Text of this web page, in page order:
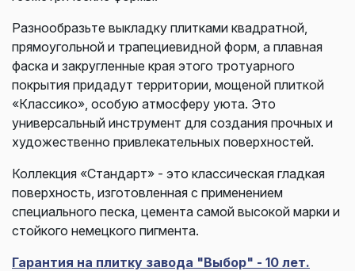
Разнообразьте выкладку плитками квадратной,
прямоугольной и трапециевидной форм, а плавная
фаска и закругленные края этого тротуарного
покрытия придадут территории, мощеной плиткой
«Классико», особую атмосферу уюта. Это
универсальный инструмент для создания прочных и
художественно привлекательных поверхностей.
Коллекция «Стандарт» - это классическая гладкая
поверхность, изготовленная с применением
специального песка, цемента самой высокой марки и
стойкого немецкого пигмента.
Гарантия на плитку завода "Выбор" - 10 лет.